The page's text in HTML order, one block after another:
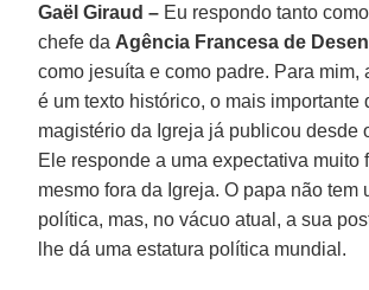
Gaël Giraud – Eu respondo tanto
chefe da Agência Francesa de
como jesuíta e como padre. Para mim,
é um texto histórico, o mais importante
magistério da Igreja já publicou desde
Ele responde a uma expectativa muito
mesmo fora da Igreja. O papa não tem
política, mas, no vácuo atual, a sua
lhe dá uma estatura política mundial.